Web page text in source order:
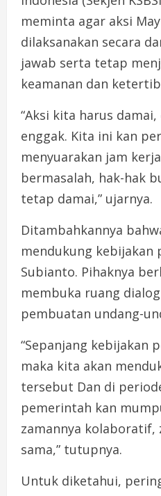
meminta agar aksi
dilaksanakan secara
jawab serta tetap
keamanan dan
“Aksi kita harus
enggak. Kita ini kan
menyuarakan jam
bermasalah, hak-hak
tetap damai,” ujarnya.
Ditambahkannya
mendukung kebijakan
Subianto. Pihaknya
membuka ruang
pembuatan undang-
“Sepanjang kebijakan
maka kita akan
tersebut Dan di
pemerintah kan
zamannya kolaboratif,
sama,” tutupnya.
Untuk diketahui,